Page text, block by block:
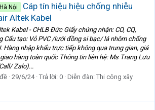
Hà Nội
Cáp tín hiệu hiệu chống nhiễu
Altek Kabel
Kabel - CHLB Đức Giấy chứng nhận: CO, CQ,
Cấu tạo: Vỏ PVC /lưới đồng si bạc/ lá nhôm chống
Hàng nhập khẩu trực tiếp không qua trung gian, giá
hàng toàn quốc Thông tin liên hệ: Ms Trang Lưu
Zalo)...
29/6/24 Trả lời: 0 Diễn đàn: Thi công xây